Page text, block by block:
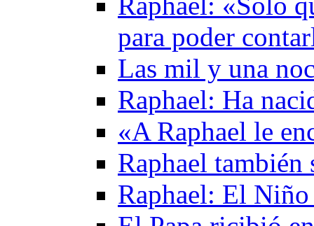
para poder
Las mil y una
Raphael: Ha
«A Raphael le
Raphael
Raphael: El